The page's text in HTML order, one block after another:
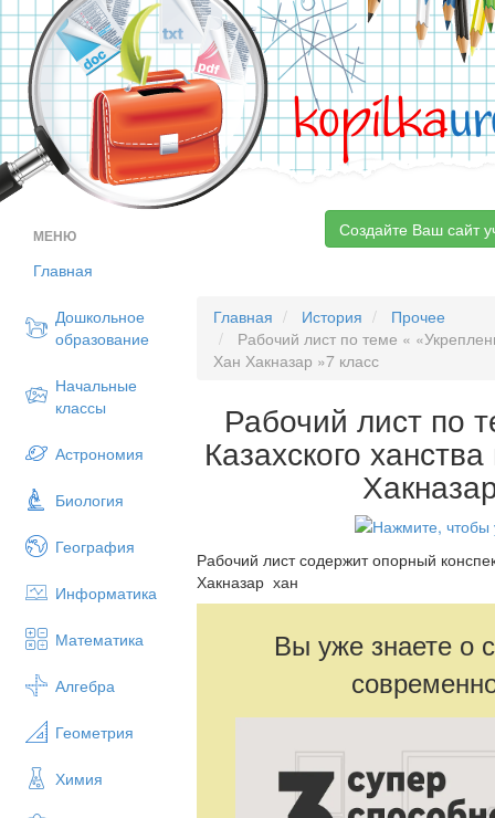
kopilka
МЕНЮ
Главная
Дошкольное
образование
Начальные
классы
Астрономия
Биология
География
Информатика
Математика
Алгебра
Геометрия
Химия
Создайте Ваш сайт
Главная История
Прочее
Рабочий лист по теме «
Хан Хакназар »7 класс
Рабочий лист по
Казахского
Рабочий лист содержит опорный
Хакназар хан
Вы уже знаете о